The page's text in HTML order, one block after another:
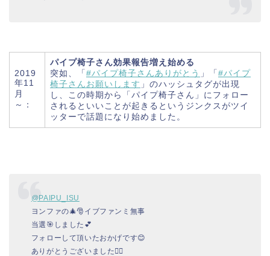
2019
年11
月
～：
パイプ椅子さん効果報告増え始める
突如、「 #パイプ椅子さんありがとう 」「 #パイプ
椅子さんお願いします 」のハッシュタグが出現
し、この時期から「パイプ椅子さん」にフォロー
されるといいことが起きるというジンクスがツイ
ッターで話題になり始めました。
@PAIPU_ISU
ヨンファの🎄🎅イブファンミ無事
当選🎯しました💕
フォローして頂いたおかげです😊
ありがとうございました🙇‍♀️